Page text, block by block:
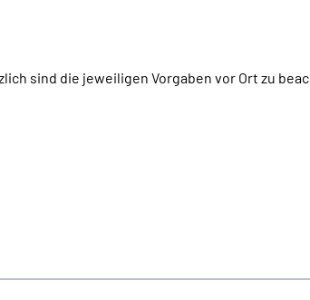
sind die jeweiligen Vorgaben vor Ort zu